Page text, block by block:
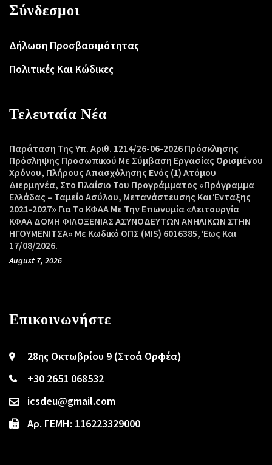
Σύνδεσμοι
Δήλωση Προσβασιμότητας
Πολιτικές Και Κώδικες
Τελευταία Νέα
Παράταση Της Υπ. Αριθ. 1214/26-06-2026 Πρόσκλησης
Πρόσληψης Προσωπικού Με Σύμβαση Εργασίας Ορισμένου
Χρόνου, Πλήρους Απασχόλησης Ενός (1) Ατόμου
Διερμηνέα, Στο Πλαίσιο Του Προγράμματος «Πρόγραμμα
Ελλάδας – Ταμείο Ασύλου, Μετανάστευσης Και Ένταξης
2021-2027» Για Το ΚΦΑΑ Με Την Επωνυμία «Λειτουργία
ΚΦΑΑ ΔΟΜΗ ΦΙΛΟΞΕΝΙΑΣ ΑΣΥΝΟΔΕΥΤΩΝ ΑΝΗΛΙΚΩΝ ΣΤΗΝ
ΗΓΟΥΜΕΝΙΤΣΑ» Με Κωδικό ΟΠΣ (MIS) 6016385, Έως Και
17/08/2026.
August 7, 2026
Επικοινωνήστε
28ης Οκτωβρίου 9 (Στοά Ορφέα)
+30 2651 068532
icsdeu@gmail.com
Αρ. ΓΕΜΗ: 116223329000